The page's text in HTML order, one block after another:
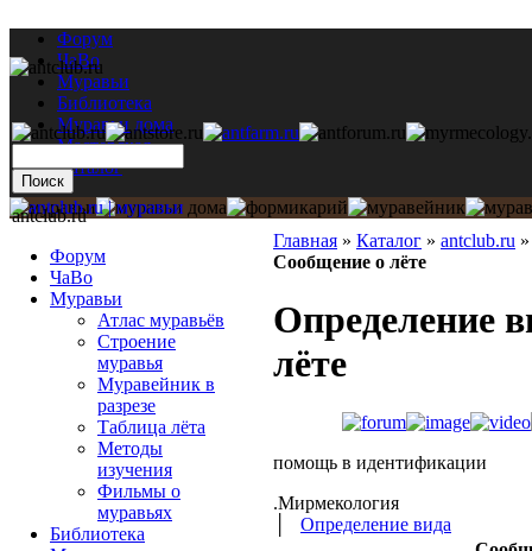
Форум
ЧаВо
Муравьи
Библиотека
Муравьи дома
Мастерская
Каталог
Главная » Каталог » antclub.ru
Сообщение о лёте
Определение
лёте
помощь в идентификации
.Мирмекология
Определение вида
antclub.ru
Форум
ЧаВо
Муравьи
Атлас муравьёв
Строение
муравья
Муравейник в
разрезе
Таблица лёта
Методы
изучения
Фильмы о
муравьях
Библиотека